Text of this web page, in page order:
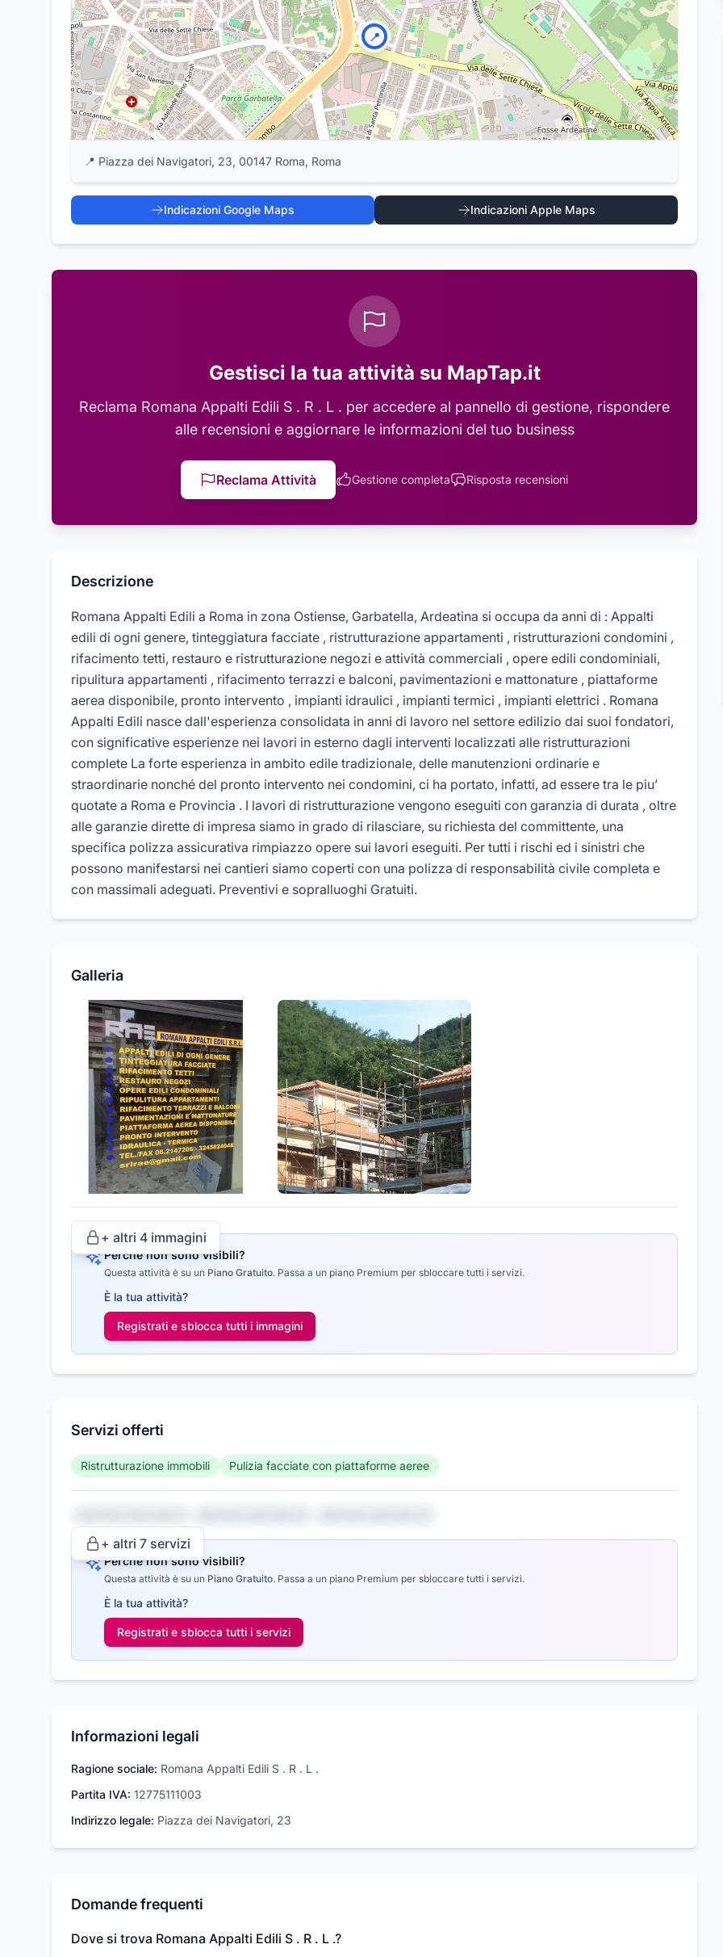
📍
📍 Piazza dei Navigatori, 23, 00147 Roma, Roma
Indicazioni Google Maps Indicazioni Apple Maps
Gestisci la tua attività su MapTap.it
Reclama Romana Appalti Edili S . R . L . per accedere al pannello di gestione, rispondere
alle recensioni e aggiornare le informazioni del tuo business
Reclama Attività Gestione completa Risposta recensioni
Descrizione
Romana Appalti Edili a Roma in zona Ostiense, Garbatella, Ardeatina si occupa da anni di : Appalti
edili di ogni genere, tinteggiatura facciate , ristrutturazione appartamenti , ristrutturazioni condomini ,
rifacimento tetti, restauro e ristrutturazione negozi e attività commerciali , opere edili condominiali,
ripulitura appartamenti , rifacimento terrazzi e balconi, pavimentazioni e mattonature , piattaforme
aerea disponibile, pronto intervento , impianti idraulici , impianti termici , impianti elettrici . Romana
Appalti Edili nasce dall'esperienza consolidata in anni di lavoro nel settore edilizio dai suoi fondatori,
con significative esperienze nei lavori in esterno dagli interventi localizzati alle ristrutturazioni
complete La forte esperienza in ambito edile tradizionale, delle manutenzioni ordinarie e
straordinarie nonché del pronto intervento nei condomini, ci ha portato, infatti, ad essere tra le piu’
quotate a Roma e Provincia . I lavori di ristrutturazione vengono eseguiti con garanzia di durata , oltre
alle garanzie dirette di impresa siamo in grado di rilasciare, su richiesta del committente, una
specifica polizza assicurativa rimpiazzo opere sui lavori eseguiti. Per tutti i rischi ed i sinistri che
possono manifestarsi nei cantieri siamo coperti con una polizza di responsabilità civile completa e
con massimali adeguati. Preventivi e sopralluoghi Gratuiti.
Galleria
+ altri 4 immagini
Perché non sono visibili?
Questa attività è su un Piano Gratuito. Passa a un piano Premium per sbloccare tutti i servizi.
È la tua attività?
Registrati e sblocca tutti i immagini
Servizi offerti
Ristrutturazione immobili Pulizia facciate con piattaforme aeree
+ altri 7 servizi
Perché non sono visibili?
Questa attività è su un Piano Gratuito. Passa a un piano Premium per sbloccare tutti i servizi.
È la tua attività?
Registrati e sblocca tutti i servizi
Informazioni legali
Ragione sociale: Romana Appalti Edili S . R . L .
Partita IVA: 12775111003
Indirizzo legale: Piazza dei Navigatori, 23
Domande frequenti
Dove si trova Romana Appalti Edili S . R . L .?